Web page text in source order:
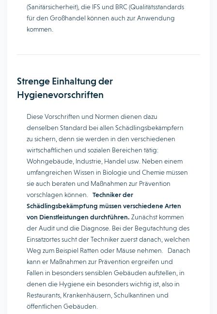
(Sanitärsicherheit), die IFS und BRC (Qualitätsstandards
für den Großhandel können auch zur Anwendung
kommen.
Strenge Einhaltung der
Hygienevorschriften
Diese Vorschriften und Normen dienen dazu
denselben Standard bei allen Schädlingsbekämpfern
zu sichern, denn sie werden in den verschiedenen
wirtschaftlichen und sozialen Bereichen tätig:
Wohngebäude, Industrie, Handel usw. Neben einem
umfangreichen Wissen in Biologie und Chemie müssen
sie auch beraten und Maßnahmen zur Prävention
vorschlagen können. Techniker der
Schädlingsbekämpfung müssen verschiedene Arten
von Dienstleistungen durchführen. Zunächst kommen
der Audit und die Diagnose. Bei der Begutachtung des
Einsatzortes sucht der Techniker zuerst danach, welchen
Weg zum Beispiel Ratten oder Mäuse nehmen. Danach
kann er Maßnahmen zur Prävention ergreifen und
Fallen in besonders sensiblen Gebäuden aufstellen, in
denen die Hygiene ein besonders wichtig ist, also in
Restaurants, Krankenhäusern, Schulkantinen und
öffentlichen Gebäuden.